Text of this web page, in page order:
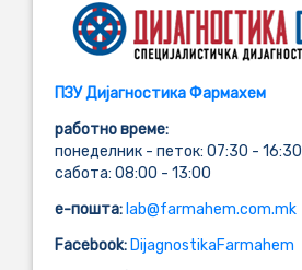
ПЗУ Дијагностика Фармахем
работно време:
понеделник - петок: 07:30 - 16:30
сабота: 08:00 - 13:00
e-пошта: lab@farmahem.com.mk
Facebook: DijagnostikaFarmahem